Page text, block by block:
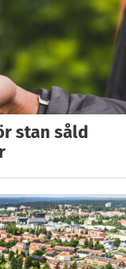
stan såld